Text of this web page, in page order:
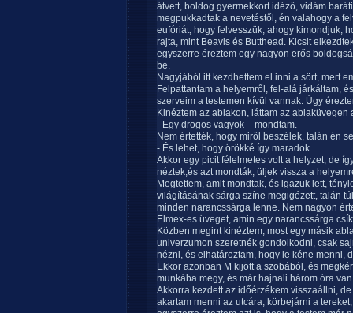
átvett, boldog gyermekkort idéző, vidám
megpukkadtak a nevetéstől, én valahogy a
eufóriát, hogy felvesszük, ahogy kimondjuk,
rajta, mint Beavis és Butthead. Kicsit
egyszerre éreztem egy nagyon erős
be.
Nagyjából itt kezdhettem el inni a sört, mert
Felpattantam a helyemről, fel-alá járkáltam,
szerveim a testemen kívül vannak. Úgy
Kinéztem az ablakon, láttam az ablaküvegen
- Egy drogos vagyok – mondtam.
Nem értették, hogy miről beszélek, talán én
- És lehet, hogy örökké így maradok.
Akkor egy picit félelmetes volt a helyzet, de
néztek,és azt mondták, üljek vissza a
Megtettem, amit mondtak, és igazuk lett,
világításának sárga színe megigézett, talán
minden narancssárga lenne. Nem nagyon
Elmex-es üveget, amin egy narancssárga
Közben megint kinéztem, most egy másik
univerzumon szeretnék gondolkodni, csak
nézni, és elhatároztam, hogy le kéne menni,
Ekkor azonban M kijött a szobából, és
munkába megy, és már hajnali három óra
Akkorra kezdett az időérzékem visszaállni,
akartam menni az utcára, körbejárni a